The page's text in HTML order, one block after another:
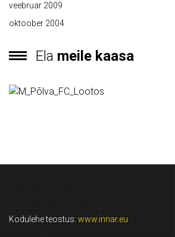
veebruar 2009
oktoober 2004
Ela meile kaasa
Kodulehe teostus: www.innar.eu